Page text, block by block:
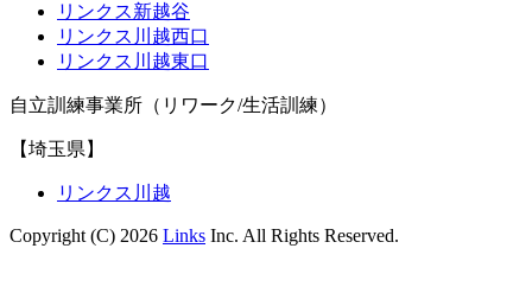
リンクス新越谷
リンクス川越西口
リンクス川越東口
自立訓練事業所（リワーク/生活訓練）
【埼玉県】
リンクス川越
Copyright (C) 2026 Links Inc. All Rights Reserved.